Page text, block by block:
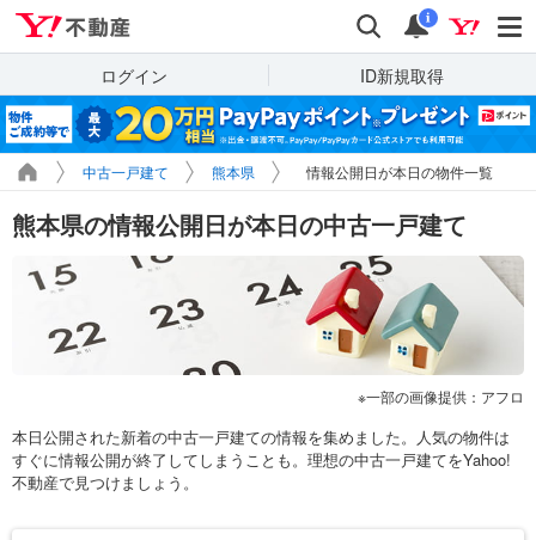
検索 通知
i
ログイン ID新規取得
中古一戸建て 熊本県 情報公開日が本日の物件一覧
熊本県の情報公開日が本日の中古一戸建て
一部の画像提供：アフロ
本日公開された新着の中古一戸建ての情報を集めました。人気の物件は
すぐに情報公開が終了してしまうことも。理想の中古一戸建てをYahoo!
不動産で見つけましょう。